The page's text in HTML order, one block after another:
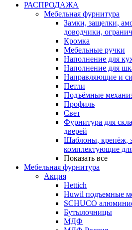
РАСПРОДАЖА
Мебельная фурнитура
Замки, защелки,
доводчики,
Кромка
Мебельные ручки
Наполнение для
Наполнение для
Направляющие и
Петли
Подъёмные
Профиль
Свет
Фурнитура для
дверей
Шаблоны, крепёж,
комплектующие
Показать все
Мебельная фурнитура
Акция
Hettich
Huwil подъемные
SCHUCO
Бутылочницы
МДФ